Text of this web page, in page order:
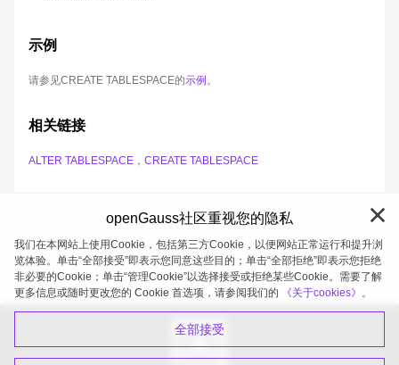
示例
请参见CREATE TABLESPACE的示例 。
相关链接
ALTER TABLESPACE ， CREATE TABLESPACE
openGauss 2026-08-08 20:27:21
openGauss社区重视您的隐私
我们在本网站上使用Cookie，包括第三方Cookie，以便网站正常运行和提升浏
览体验。单击“全部接受”即表示您同意这些目的；单击“全部拒绝”即表示您拒绝
非必要的Cookie；单击“管理Cookie”以选择接受或拒绝某些Cookie。需要了解
更多信息或随时更改您的 Cookie 首选项，请参阅我们的
《关于cookies》。
全部接受